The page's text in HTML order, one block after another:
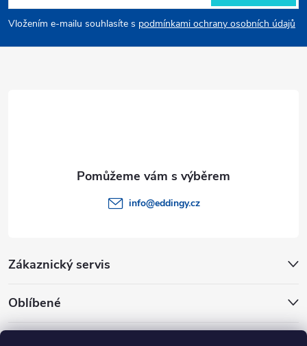
pVložením e-mailu souhlasíte s podmínkami ochrany osobních údajů
Zákaznický servis
Oblíbené
info@eddingy.cz